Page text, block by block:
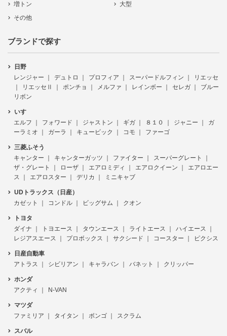
増トン
大型
その他
ブランドで探す
日野
レンジャー
デュトロ プロフィア スーパードルフィン
リエッセ
リエッセⅡ
ポンチョ メルファ レインボー セレガ
ブルー
リボン
いすゞ
エルフ
フォワード ジャストン ギガ ８１０ ジャニー
ガ
ーラミオ
ガーラ キュービック コモ ファーゴ
三菱ふそう
キャンター
キャンターガッツ ファイター
スーパーグレート
ザ・グレート
ローザ エアロミディ エアロクイーン
エアロエー
ス
エアロスター デリカ ミニキャブ
UDトラックス（日産）
カゼット
コンドル ビッグサム クオン
トヨタ
ダイナ
トヨエース タウンエース ライトエース
ハイエース
レジアスエース
プロボックス サクシード コースター ピクシス
日産自動車
アトラス
シビリアン キャラバン バネット クリッパー
ホンダ
アクティ
N-VAN
マツダ
ファミリア
タイタン ボンゴ スクラム
スバル